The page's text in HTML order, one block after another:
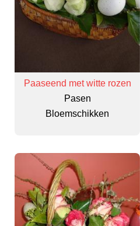
Paaseend met witte rozen
Pasen
Bloemschikken